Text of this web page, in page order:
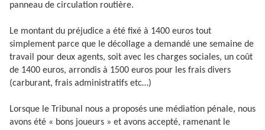
panneau de circulation routière.
Le montant du préjudice a été fixé à 1400 euros tout
simplement parce que le décollage a demandé une semaine de
travail pour deux agents, soit avec les charges sociales, un coût
de 1400 euros, arrondis à 1500 euros pour les frais divers
(carburant, frais administratifs etc…)
Lorsque le Tribunal nous a proposés une médiation pénale, nous
avons été « bons joueurs » et avons accepté, ramenant le